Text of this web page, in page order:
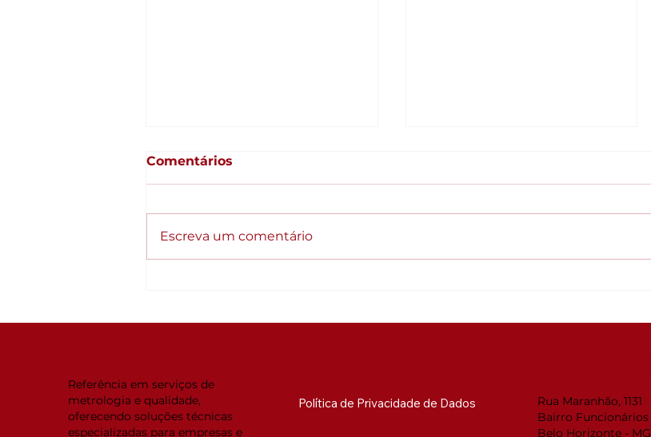
organizadas crescem
acreditação internacional
Comentários
Escreva um comentário
Referência em serviços de
metrologia e qualidade,
oferecendo soluções técnicas
especializadas para empresas e
Política de Privacidade de Dados
Rua Maranhão, 1131
Bairro Funcionários
Belo Horizonte - MG